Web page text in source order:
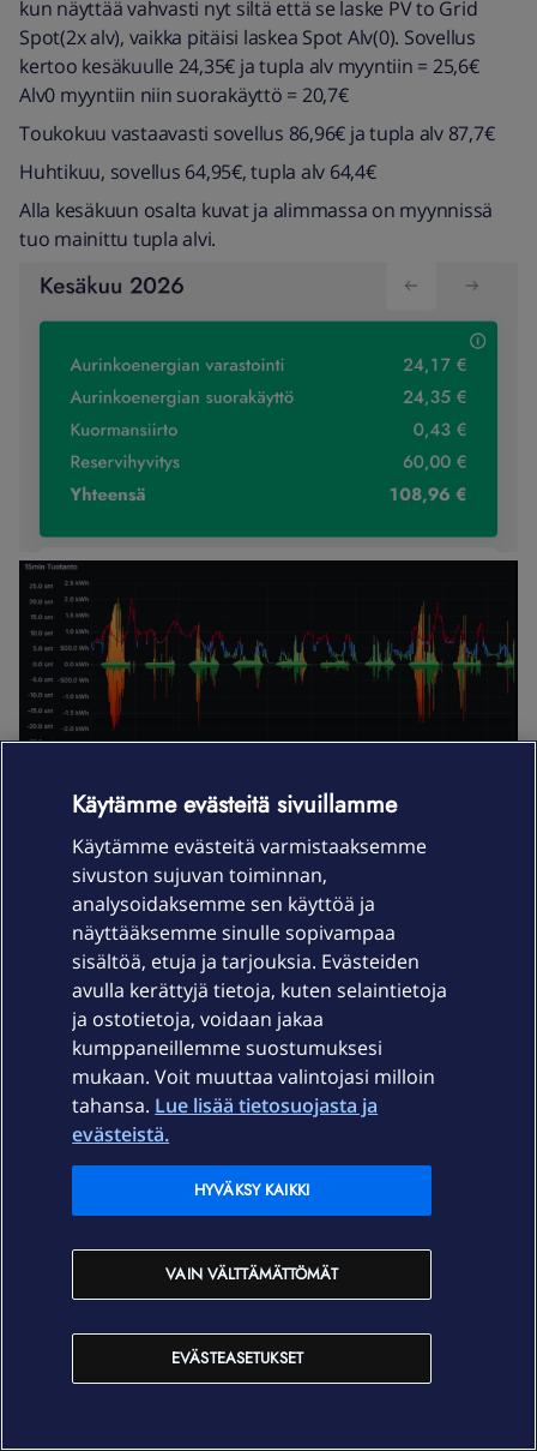
kun näyttää vahvasti nyt siltä että se laske PV to Grid
Spot(2x alv), vaikka pitäisi laskea Spot Alv(0). Sovellus
kertoo kesäkuulle 24,35€ ja tupla alv myyntiin = 25,6€
Alv0 myyntiin niin suorakäyttö = 20,7€
Toukokuu vastaavasti sovellus 86,96€ ja tupla alv 87,7€
Huhtikuu, sovellus 64,95€, tupla alv 64,4€
Alla kesäkuun osalta kuvat ja alimmassa on myynnissä
tuo mainittu tupla alvi.
Käytämme evästeitä sivuillamme
Käytämme evästeitä varmistaaksemme
sivuston sujuvan toiminnan,
analysoidaksemme sen käyttöä ja
näyttääksemme sinulle sopivampaa
sisältöä, etuja ja tarjouksia. Evästeiden
avulla kerättyjä tietoja, kuten selaintietoja
ja ostotietoja, voidaan jakaa
kumppaneillemme suostumuksesi
mukaan. Voit muuttaa valintojasi milloin
tahansa. Lue lisää tietosuojasta ja
evästeistä.
EVÄSTEASETUKSET
VAIN VÄLTTÄMÄTTÖMÄT
HYVÄKSY KAIKKI